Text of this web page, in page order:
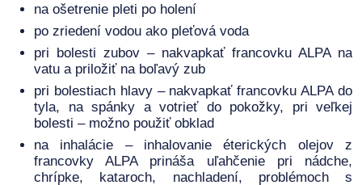
na ošetrenie pleti po holení
po zriedení vodou ako pleťová voda
pri bolesti zubov – nakvapkať francovku ALPA na
vatu a priložiť na boľavý zub
pri bolestiach hlavy – nakvapkať francovku ALPA do
tyla, na spánky a votrieť do pokožky, pri veľkej
bolesti – možno použiť obklad
na inhalácie – inhalovanie éterických olejov z
francovky ALPA prináša uľahčenie pri nádche,
chrípke, kataroch, nachladení, problémoch s